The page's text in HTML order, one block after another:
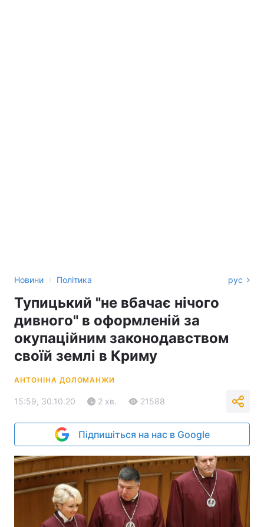
Новини › Політика рус
Тупицький "не вбачає нічого
дивного" в оформленій за
окупаційним законодавством
своїй землі в Криму
АНТОНІНА ДОЛОМАНЖИ
15:59, 30.10.20 2 хв. 21588
Підпишіться на нас в Google